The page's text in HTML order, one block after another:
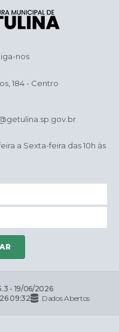
nos
184 - Centro
a Sexta-feira das 10h às
- 19/06/2026
09:32 Dados Abertos